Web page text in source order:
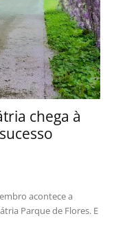
chega à
acontece a
Parque de Flores. E